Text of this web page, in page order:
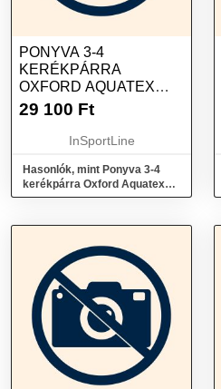
PONYVA 3-4
KERÉKPÁRRA
OXFORD AQUATEX
TOURING PREMIUM
29 100 Ft
InSportLine
Hasonlók, mint Ponyva 3-4
kerékpárra Oxford Aquatex
Touring Premium